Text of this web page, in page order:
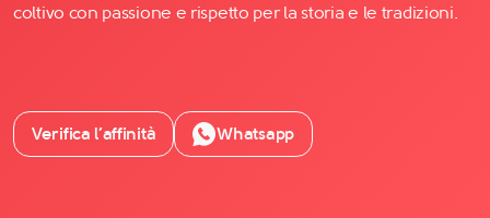
coltivo con passione e rispetto per la storia e le tradizioni.
Verifica l’affinità Whatsapp